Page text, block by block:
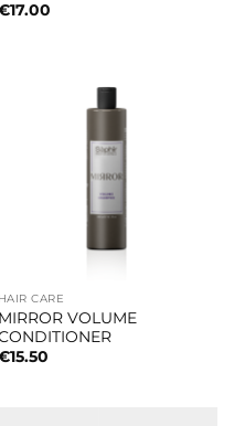
17.00
HAIR CARE
MIRROR VOLUME
15.50